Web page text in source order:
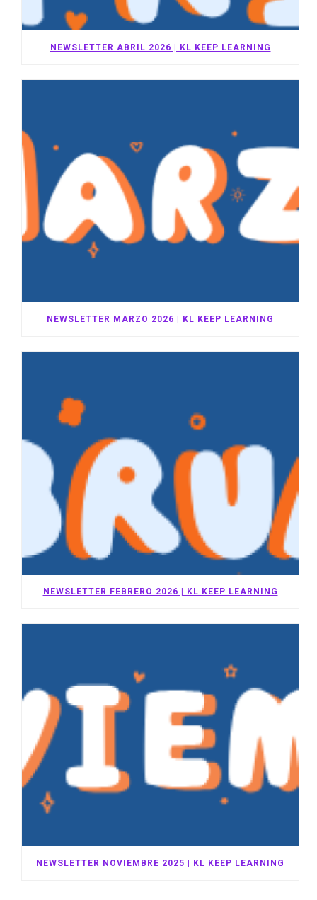
NEWSLETTER ABRIL 2026 | KL KEEP LEARNING
NEWSLETTER MARZO 2026 | KL KEEP LEARNING
NEWSLETTER FEBRERO 2026 | KL KEEP LEARNING
NEWSLETTER NOVIEMBRE 2025 | KL KEEP LEARNING